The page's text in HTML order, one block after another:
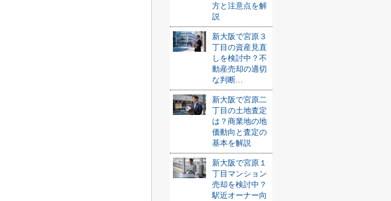
方と注意点を解
説
新大阪で宮原３
丁目の資産見直
しを検討中？不
動産売却の適切
な判断...
新大阪で宮原二
丁目の土地査定
は？商業地の地
価動向と査定の
基本を解説
新大阪で宮原１
丁目マンション
売却を検討中？
駅近オーナー向